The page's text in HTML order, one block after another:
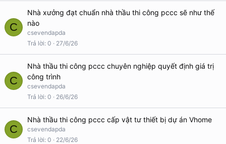
C
Nhà xưởng đạt chuẩn nhà thầu thi công pccc sẽ như thế
nào
csevendapda
Trả lời 0 27/6/26
C
Nhà thầu thi công pccc chuyên nghiệp quyết định giá trị
công trình
csevendapda
Trả lời 0 26/6/26
C
Nhà thầu thi công pccc cấp vật tư thiết bị dự án Vhome
csevendapda
Trả lời 0 22/6/26